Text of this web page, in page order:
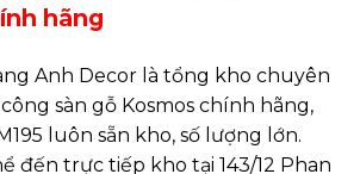
hãng
Anh Decor là tổng kho chuyên
sàn gỗ Kosmos chính hãng,
luôn sẵn kho, số lượng lớn.
đến trực tiếp kho tại 143/12 Phan